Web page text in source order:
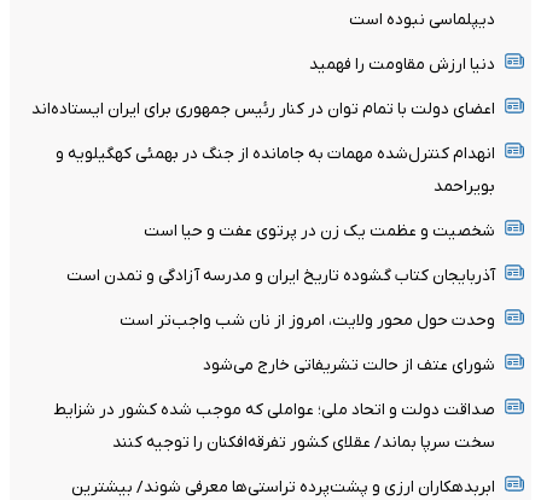
دیپلماسی نبوده است
دنیا ارزش مقاومت را فهمید
اعضای دولت با تمام توان در کنار رئیس جمهوری برای ایران ایستاده‌اند
انهدام کنترل‌شده مهمات به‌ جامانده از جنگ در بهمئی کهگیلویه و
بویراحمد
شخصیت و عظمت یک زن در پرتوی عفت و حیا است
آذربایجان کتاب گشوده تاریخ ایران و مدرسه آزادگی و تمدن است
وحدت حول محور ولایت، امروز از نان شب واجب‌تر است
شورای عتف از حالت تشریفاتی خارج می‌شود
صداقت دولت و اتحاد ملی؛ عواملی که موجب شده کشور در شزایط
سخت سرپا بماند/ عقلای کشور تفرقه‌افکنان را توجیه کنند
ابربدهکاران ارزی و پشت‌پرده تراستی‌ها معرفی شوند/ بیشترین